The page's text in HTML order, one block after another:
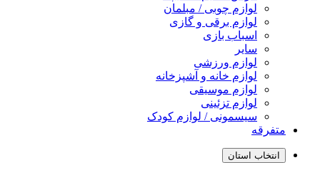
لوازم چوبی / مبلمان
لوازم برقی و گازی
اسباب بازی
سایر
لوازم ورزشی
لوازم خانه و آشپزخانه
لوازم موسیقی
لوازم تزئینی
سیسمونی / لوازم کودک
متفرقه
انتخاب استان